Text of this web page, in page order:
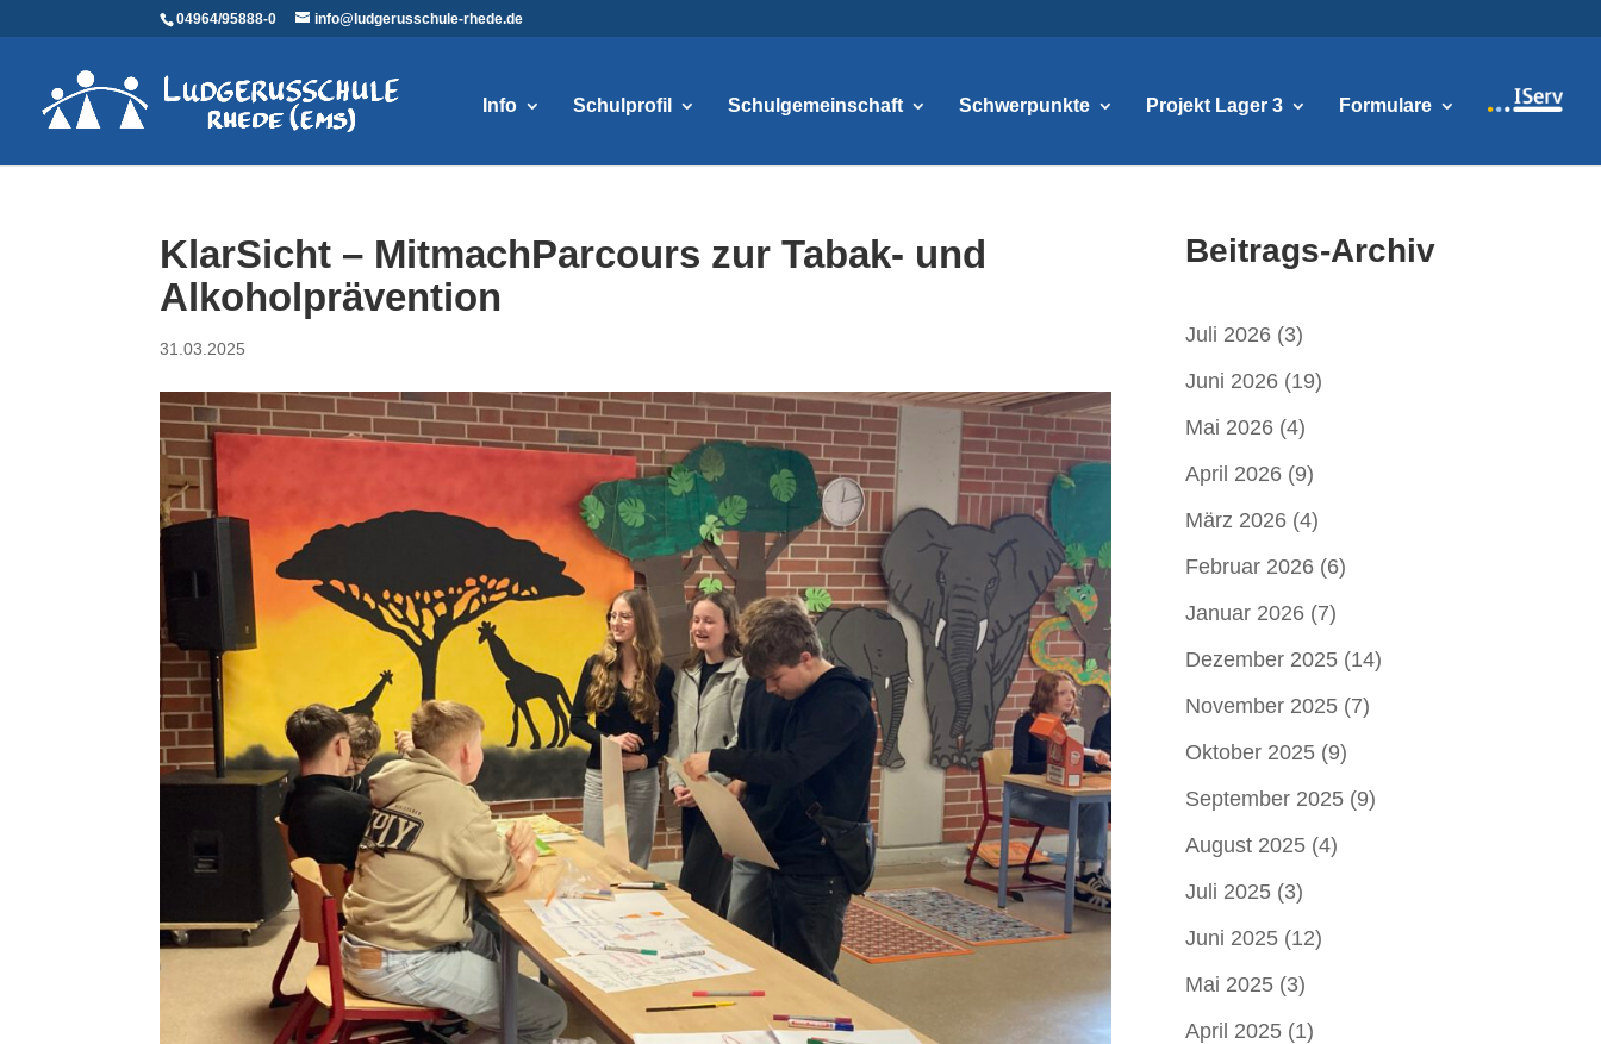
04964/95888-0 info@ludgerusschule-rhede.de
Info Schulprofil Schulgemeinschaft Schwerpunkte Projekt Lager 3 Formulare
KlarSicht – MitmachParcours zur Tabak- und
Alkoholprävention
31.03.2025
Beitrags-Archiv
Juli 2026(3)
Juni 2026(19)
Mai 2026(4)
April 2026(9)
März 2026(4)
Februar 2026(6)
Januar 2026(7)
Dezember 2025(14)
November 2025(7)
Oktober 2025(9)
September 2025(9)
August 2025(4)
Juli 2025(3)
Juni 2025(12)
Mai 2025(3)
April 2025(1)